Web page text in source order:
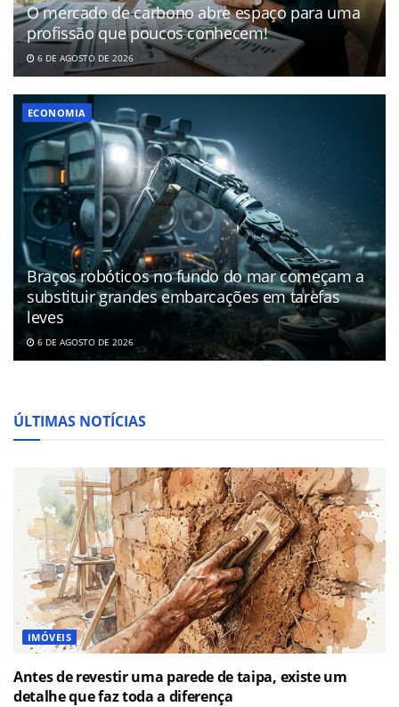
O mercado de carbono abre espaço para uma
profissão que poucos conhecem!
6 DE AGOSTO DE 2026
ECONOMIA
Braços robóticos no fundo do mar começam a
substituir grandes embarcações em tarefas
leves
6 DE AGOSTO DE 2026
ÚLTIMAS NOTÍCIAS
IMÓVEIS
Antes de revestir uma parede de taipa, existe um
detalhe que faz toda a diferença